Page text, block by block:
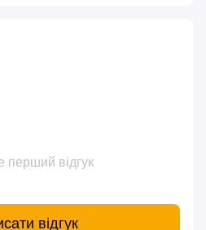
перший відгук
відгук